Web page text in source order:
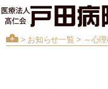
> お知らせ一覧 > ～心